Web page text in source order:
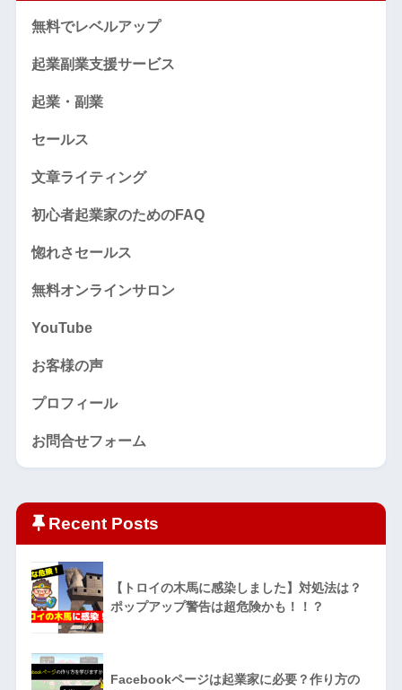
無料でレベルアップ
起業副業支援サービス
起業・副業
セールス
文章ライティング
初心者起業家のためのFAQ
惚れさセールス
無料オンラインサロン
YouTube
お客様の声
プロフィール
お問合せフォーム
Recent Posts
【トロイの木馬に感染しました】対処法は？
ポップアップ警告は超危険かも！！？
Facebookページは起業家に必要？作り方の